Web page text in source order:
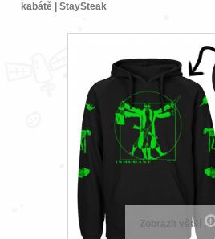
kabátě | StaySteak
Zobrazit větší